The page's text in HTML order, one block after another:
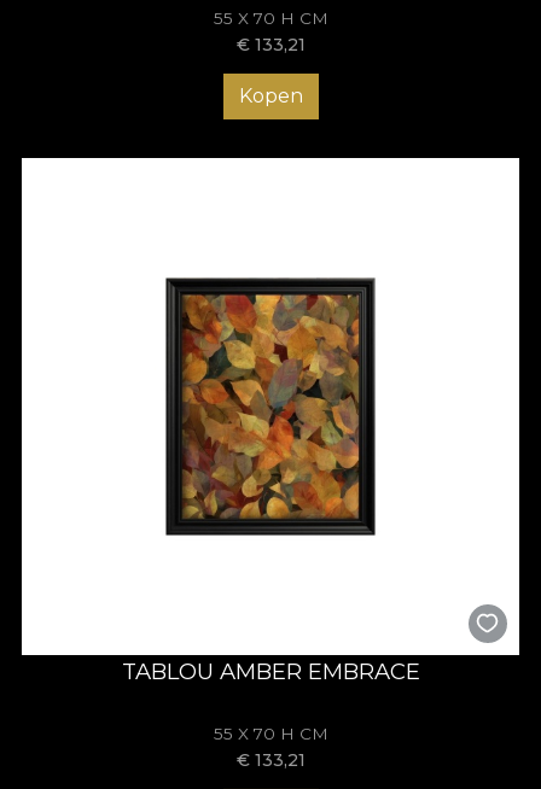
55 X 70 H CM
€ 133,21
Kopen
TABLOU AMBER EMBRACE
55 X 70 H CM
€ 133,21